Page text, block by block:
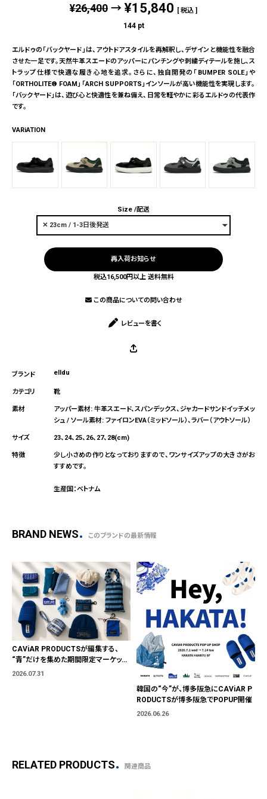
¥26,400 → ¥15,840 税込
144 pt
エルドゥの「バックヤード」は、アウトドアスタイルを再解釈し、デザインと機能性を融合
させた一足です。天然牛革スエードのアッパーにパンチングや刺繍ディテールを施し、ス
トラップ仕様で快適な履き心地を追求。さらに、独自開発の「BUMPER SOLE」や
「ORTHOLITE® FOAM」「ARCH SUPPORTS」インソールが高い機能性を実現します。
「バックヤード」は、遊び心と快適性を兼ね備え、日常を軽やかに彩るエルドゥの代表作
です。
VARiATION
Size 配送
再入荷お知らせ
税込16,500円以上 送料無料
この商品についての問い合わせ
レビューを書く
elldu
靴
アッパー素材: 牛革スエード、スパンデックス、ジャカードサンドイッチメッ
シュ / ソール素材: ファイロンEVA（ミッドソール）、ラバー（アウトソール）
23、24、25、26、27、28(cm)
少し小さめの作りとなっておりますので、ワンサイズアップの大きさがお
すすめです。
生産国：ベトナム
BRAND NEWS このブランドの最新情報
CAViAR PRODUCTSが編集する、
“青”だけを集めた期間限定マーケット
「BLUE MARKET」が横浜に。ブランド
2026.07.31
韓国の“今”が、博多阪急にCAViAR P
RODUCTSが博多阪急でPOPUP開催
2026.06.26
RELATED PRODUCTS 関連商品